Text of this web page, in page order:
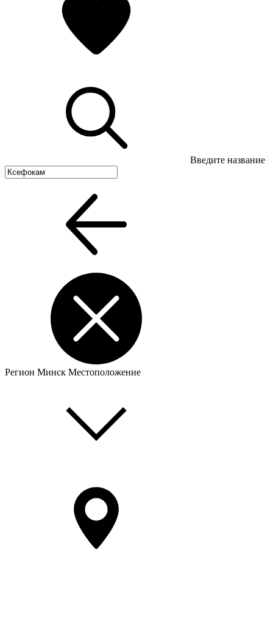
Введите название
Регион Минск Местоположение